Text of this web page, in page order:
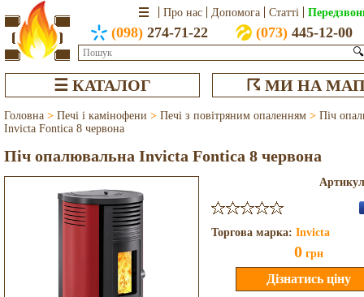
Про нас Допомога Статті
(098) 274-71-22 (073)445-12-00
🔍
☰ КАТАЛОГ ☈ МИ НА
Головна > Печі і камінофени > Печі з повітряним опаленням > Піч
Invicta Fontica 8 червона
Піч опалювальна Invicta Fontica 8 червона
Торгова марка: Invicta
0 грн